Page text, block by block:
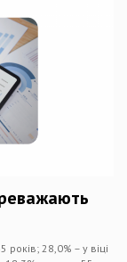
років; 28,0% – у віці